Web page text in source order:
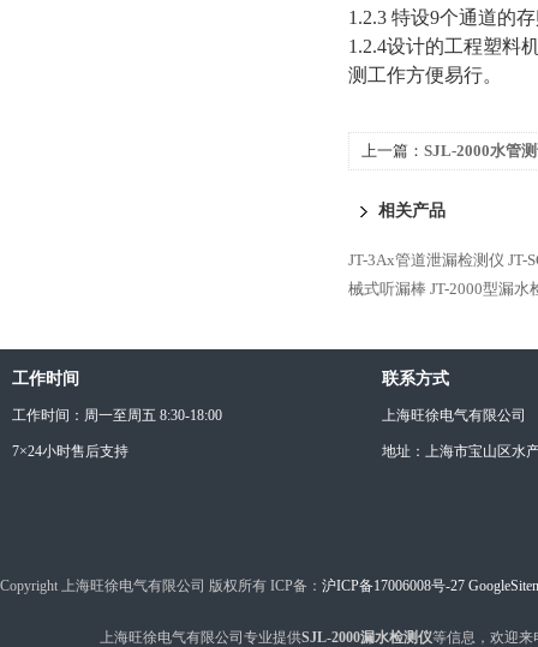
1.2.3 特设9个通道的
1.2.4设计的工程塑料
测工作方便易行。
上一篇： SJL-2000水管
相关产品
JT-3Ax管道泄漏检测仪 JT-
械式听漏棒 JT-2000型漏水
工作时间
工作时间：周一至周五 8:30-18:00
7×24小时售后支持
联系方式
上海旺徐电气有限公司
地址：上海市宝山区水
Copyright 上海旺徐电气有限公司 版权所有 ICP备： 沪ICP备17006008号-27
上海旺徐电气有限公司专业提供SJL-2000漏水检测仪等信息，欢迎来